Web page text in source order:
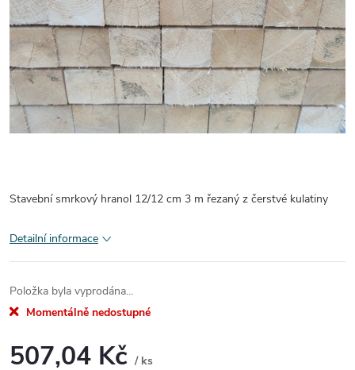
Stavební smrkový hranol 12/12 cm 3 m řezaný z čerstvé kulatiny
Detailní informace
Položka byla vyprodána…
Momentálně nedostupné
507,04 Kč / ks